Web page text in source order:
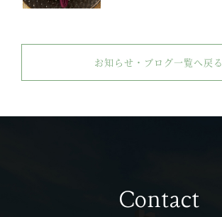
お知らせ・ブログ一覧へ戻る
Contact